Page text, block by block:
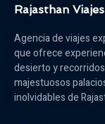
Rajasthan Viajes
Agencia de viajes
que ofrece
desierto y
majestuosos
inolvidables de